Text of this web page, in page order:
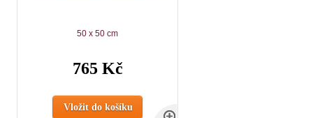
50 x 50 cm
765 Kč
Vložit do košíku